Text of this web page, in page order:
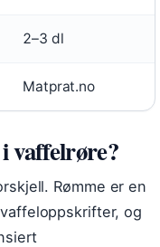
2–3 dl
Matprat.no
vaffelrøre?
Rømme er en
og